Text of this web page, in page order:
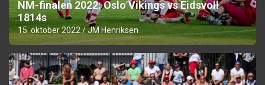
NM-finalen 2022: Oslo Vikings vs Eidsvoll
1814s
15. oktober 2022 JM Henriksen